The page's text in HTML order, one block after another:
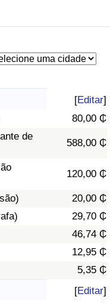
[Editar]
80,00 ₵
de
588,00 ₵
120,00 ₵
20,00 ₵
29,70 ₵
46,74 ₵
12,95 ₵
5,35 ₵
[Editar]
País